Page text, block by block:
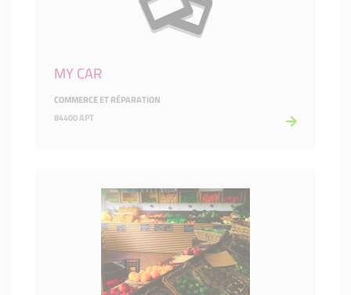
MY CAR
COMMERCE ET RÉPARATION
84400 APT